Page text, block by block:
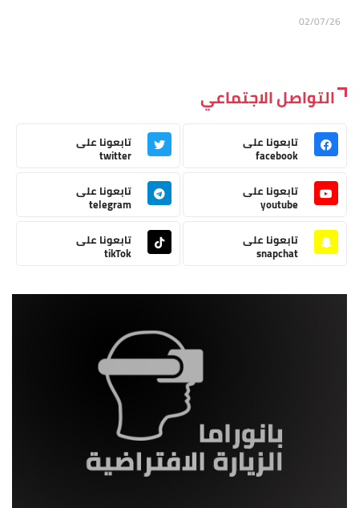
02/07/26
التواصل الاجتماعي
تابعونا على
facebook
تابعونا على
twitter
تابعونا على
youtube
تابعونا على
telegram
تابعونا على
snapchat
تابعونا على
tikTok